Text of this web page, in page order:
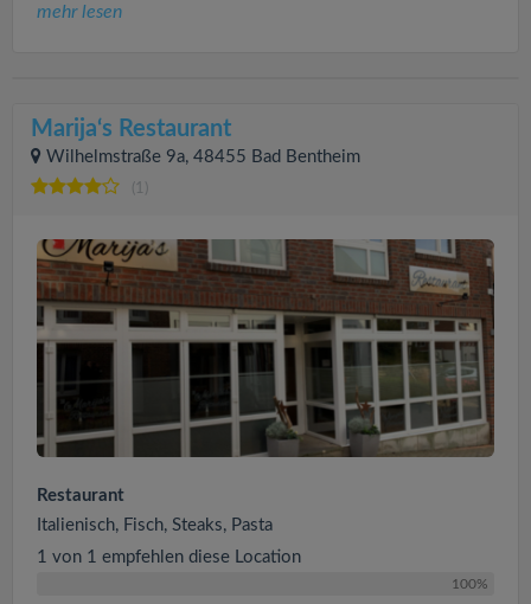
mehr lesen
Marija‘s Restaurant
Wilhelmstraße 9a, 48455 Bad Bentheim
(1)
Restaurant
Italienisch, Fisch, Steaks, Pasta
1 von 1 empfehlen diese Location
100%